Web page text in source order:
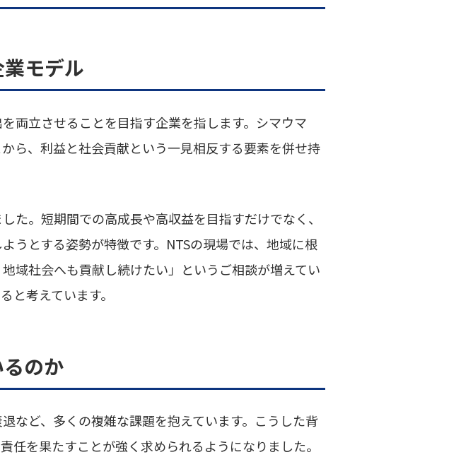
モデル
両立させることを目指す企業を指します。シマウマ
ら、利益と社会貢献という一見相反する要素を併せ持
た。短期間での高成長や高収益を目指すだけでなく、
うとする姿勢が特徴です。NTSの現場では、地域に根
域社会へも貢献し続けたい」というご相談が増えてい
と考えています。
のか
など、多くの複雑な課題を抱えています。こうした背
を果たすことが強く求められるようになりました。